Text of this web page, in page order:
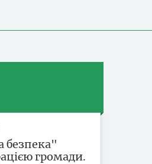
безпека"
громади.